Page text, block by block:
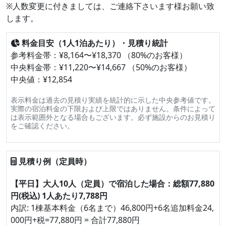
※人数変更に付きましては、ご連絡下さいます様お願い致
します。
料金目安（1人1泊あたり）・見積り統計
参考料金帯：¥8,164〜¥18,370 （80%のお客様）
中央料金帯：¥11,220〜¥14,667 （50%のお客様）
中央値：¥12,854
表示料金は過去の見積り実績を統計的に示した中央参考値です。
実際の宿泊料金の下限および上限ではありません。条件によって
は表示範囲外となる場合もございます。必ず施設からのお見積り
をご確認ください。
見積り例（定員時）
【平日】大人10人（定員）で宿泊した場合：総額77,880
円(税込) 1人あたり7,788円
内訳: 1棟基本料金（6名まで）46,800円+6名追加料金24,
000円+税=77,880円 = 合計77,880円